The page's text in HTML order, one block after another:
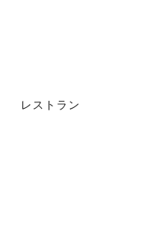
レストラン